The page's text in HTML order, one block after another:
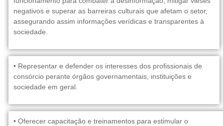
negativos e superar as barreiras culturais que afetam o setor,
assegurando assim informações verídicas e transparentes à
sociedade.
• Representar e defender os interesses dos profissionais de
consórcio perante órgãos governamentais, instituições e
sociedade em geral.
• Oferecer capacitação e treinamentos para estimular o